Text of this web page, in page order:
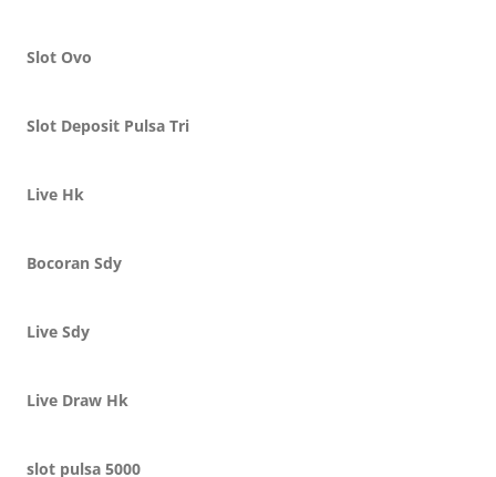
Slot Ovo
Slot Deposit Pulsa Tri
Live Hk
Bocoran Sdy
Live Sdy
Live Draw Hk
slot pulsa 5000